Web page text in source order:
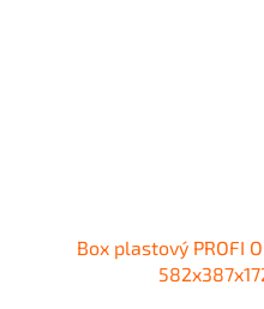
Box plastový PROFI